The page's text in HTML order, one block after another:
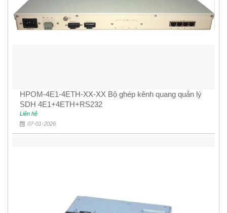
HPOM-4E1-4ETH-XX-XX Bộ ghép kênh quang quản lý
SDH 4E1+4ETH+RS232
Liên hệ
07-01-2026